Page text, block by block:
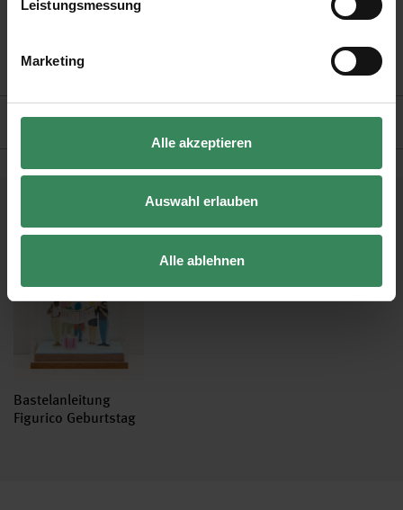
Leistungsmessung
Marketing
Alle akzeptieren
Auswahl erlauben
Alle ablehnen
Design: Hello Baby
Inhalt: 1 Blatt (9,5 x 19,5 cm)
Hersteller
Bastelanleitung
Figurico Geburtstag